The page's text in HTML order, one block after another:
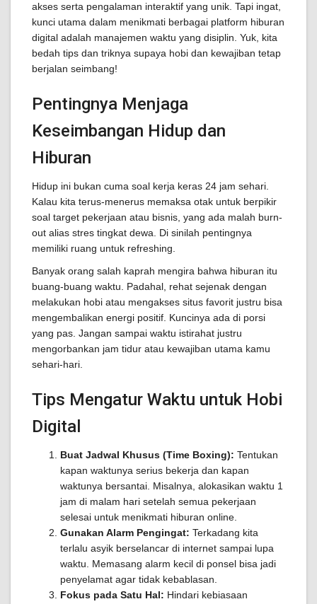
akses serta pengalaman interaktif yang unik. Tapi ingat,
kunci utama dalam menikmati berbagai platform hiburan
digital adalah manajemen waktu yang disiplin. Yuk, kita
bedah tips dan triknya supaya hobi dan kewajiban tetap
berjalan seimbang!
Pentingnya Menjaga
Keseimbangan Hidup dan
Hiburan
Hidup ini bukan cuma soal kerja keras 24 jam sehari.
Kalau kita terus-menerus memaksa otak untuk berpikir
soal target pekerjaan atau bisnis, yang ada malah burn-
out alias stres tingkat dewa. Di sinilah pentingnya
memiliki ruang untuk refreshing.
Banyak orang salah kaprah mengira bahwa hiburan itu
buang-buang waktu. Padahal, rehat sejenak dengan
melakukan hobi atau mengakses situs favorit justru bisa
mengembalikan energi positif. Kuncinya ada di porsi
yang pas. Jangan sampai waktu istirahat justru
mengorbankan jam tidur atau kewajiban utama kamu
sehari-hari.
Tips Mengatur Waktu untuk Hobi
Digital
Buat Jadwal Khusus (Time Boxing): Tentukan
kapan waktunya serius bekerja dan kapan
waktunya bersantai. Misalnya, alokasikan waktu 1
jam di malam hari setelah semua pekerjaan
selesai untuk menikmati hiburan online.
Gunakan Alarm Pengingat: Terkadang kita
terlalu asyik berselancar di internet sampai lupa
waktu. Memasang alarm kecil di ponsel bisa jadi
penyelamat agar tidak kebablasan.
Fokus pada Satu Hal: Hindari kebiasaan